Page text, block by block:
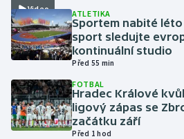
Jezdectví
Judo
Krasobruslení
Lezení
Video ATLETIKA
Sportem nabité léto
sport sledujte
kontinuální studio
Před 55 min
FOTBAL
Hradec Králové
ligový zápas se
začátku září
Před 1 hod